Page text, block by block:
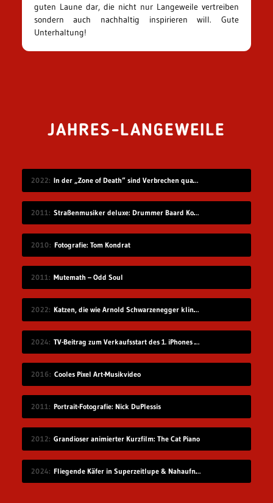
guten Laune dar, die nicht nur Langeweile vertreiben
sondern auch nachhaltig inspirieren will. Gute
Unterhaltung!
JAHRES-LANGEWEILE
2022 In der „Zone of Death“ sind Verbrechen quasi unbestrafbar
2011 Straßenmusiker deluxe: Drummer Baard Kolstad
2010 Fotografie: Tom Kondrat
2011 Mutemath – Odd Soul
2022 Katzen, die wie Arnold Schwarzenegger klingen
2024 TV-Beitrag zum Verkaufsstart des 1. iPhones in Deutschland
2016 Cooles Pixel Art-Musikvideo
2011 Portrait-Fotografie: Nick DuPlessis
2012 Grandioser animierter Kurzfilm: The Cat Piano
2024 Fliegende Käfer in Superzeitlupe & Nahaufnahme